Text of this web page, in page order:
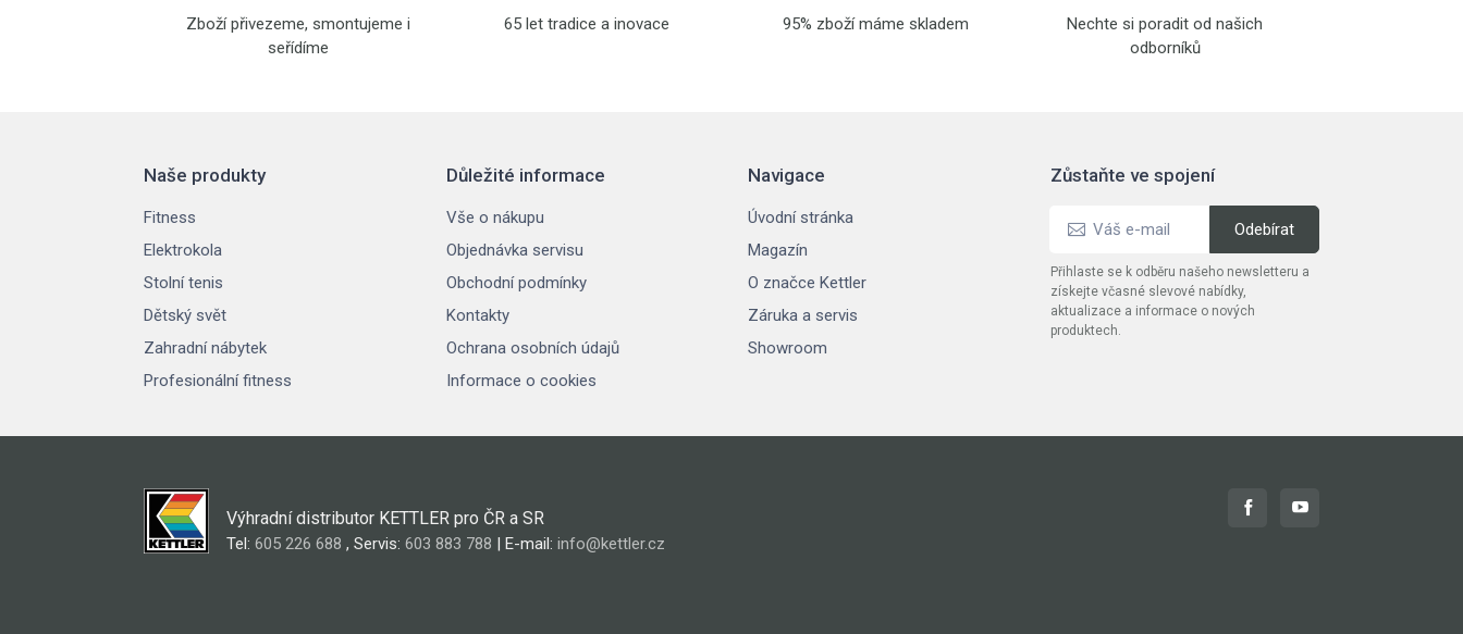
Zboží přivezeme, smontujeme i
seřídíme
65 let tradice a inovace 95% zboží máme skladem
Nechte si poradit od našich
odborníků
Naše produkty
Fitness
Elektrokola
Stolní tenis
Dětský svět
Zahradní nábytek
Profesionální fitness
Důležité informace
Vše o nákupu
Objednávka servisu
Obchodní podmínky
Kontakty
Ochrana osobních údajů
Informace o cookies
Navigace
Úvodní stránka
Magazín
O značce Kettler
Záruka a servis
Showroom
Zůstaňte ve spojení
Přihlaste se k odběru našeho newsletteru a
získejte včasné slevové nabídky,
aktualizace a informace o nových
produktech.
Výhradní distributor KETTLER pro ČR a SR
Tel: 605 226 688 , Servis: 603 883 788 | E-mail: info@kettler.cz